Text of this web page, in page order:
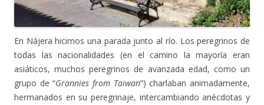
En Nájera hicimos una parada junto al río. Los peregrinos de
todas las nacionalidades (en el camino la mayoría eran
asiáticos, muchos peregrinos de avanzada edad, como un
grupo de “Grannies from Taiwan”) charlaban animadamente,
hermanados en su peregrinaje, intercambiando anécdotas y